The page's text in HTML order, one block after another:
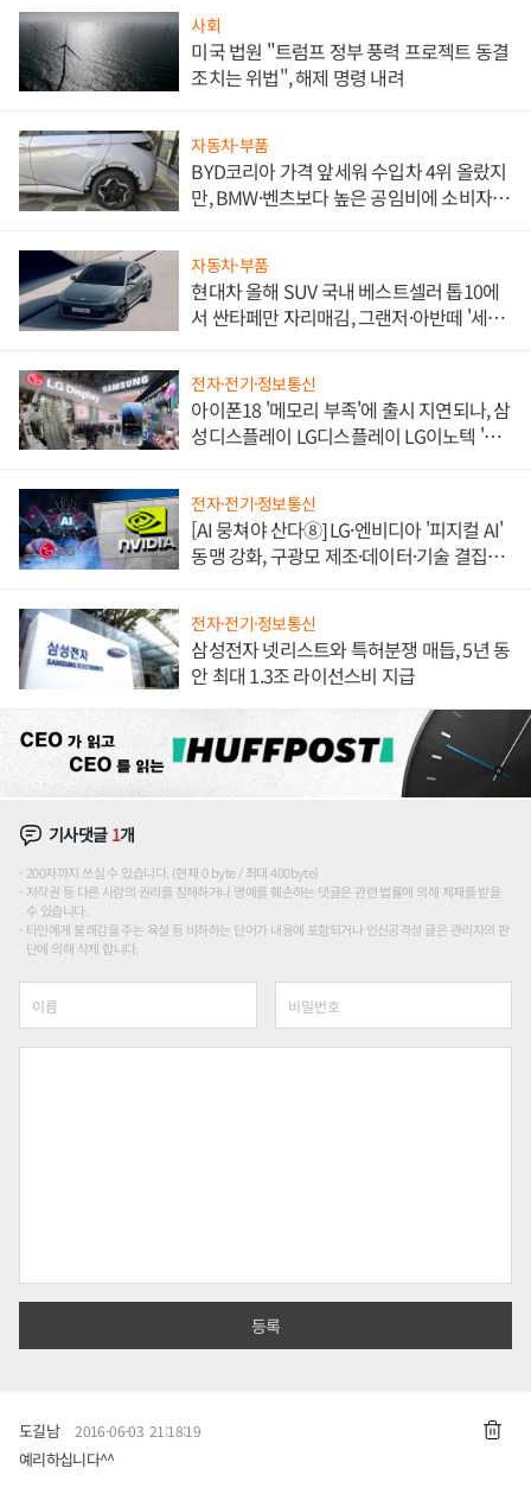
사회
미국 법원 "트럼프 정부 풍력 프로젝트 동결
조치는 위법", 해제 명령 내려
자동차·부품
BYD코리아 가격 앞세워 수입차 4위 올랐지
만, BMW·벤츠보다 높은 공임비에 소비자
자동차·부품
현대차 올해 SUV 국내 베스트셀러 톱10에
서 싼타페만 자리매김, 그랜저·아반떼 '세단
전자·전기·정보통신
아이폰18 '메모리 부족'에 출시 지연되나, 삼
성디스플레이 LG디스플레이 LG이노텍 '탈
전자·전기·정보통신
[AI 뭉쳐야 산다⑧] LG·엔비디아 '피지컬 AI'
동맹 강화, 구광모 제조·데이터·기술 결집
전자·전기·정보통신
삼성전자 넷리스트와 특허분쟁 매듭, 5년 동
안 최대 1.3조 라이선스비 지급
기사댓글 1개
200자까지 쓰실 수 있습니다. (현재 0 byte / 최대 400byte)
저작권 등 다른 사람의 권리를 침해하거나 명예를 훼손하는 댓글은 관련 법률에 의해 제재를 받을
수 있습니다.
타인에게 불쾌감을 주는 욕설 등 비하하는 단어가 내용에 포함되거나 인신공격성 글은 관리자의 판
단에 의해 삭제 합니다.
도길남 2016-06-03 21:18:19
예리하십니다^^